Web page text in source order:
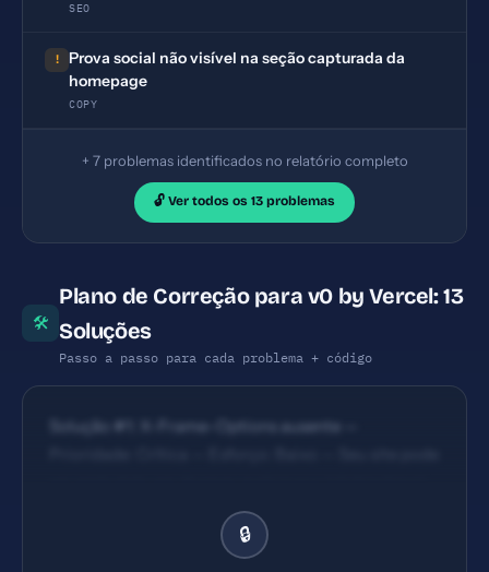
SEO
!
Prova social não visível na seção capturada da
homepage
COPY
+ 7 problemas identificados no relatório completo
🔓 Ver todos os 13 problemas
🛠
Plano de Correção para v0 by Vercel: 13
Soluções
Passo a passo para cada problema + código
Solução #1: X-Frame-Options ausente —
— Solução #2: X-Content-Type-Options ausente —
Prioridade: Crítica — Esforço: Baixo — Navegadores
🔒